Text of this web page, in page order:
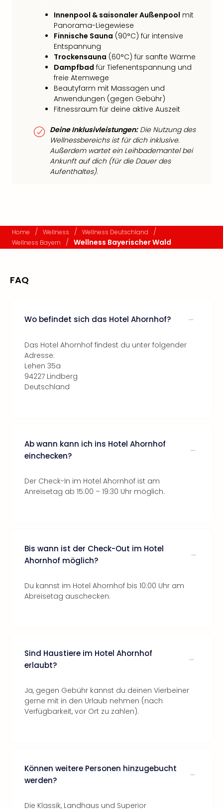
Innenpool & saisonaler Außenpool mit
Panorama-Liegewiese
Finnische Sauna (90°C) für intensive
Entspannung
Trockensauna (60°C) für sanfte Wärme
Dampfbad für Tiefenentspannung und
freie Atemwege
Beautyfarm mit Massagen und
Anwendungen (gegen Gebühr)
Fitnessraum für deine aktive Auszeit
Deine Inklusivleistungen:Die Nutzung des
Wellnessbereichs ist für dich inklusive.
Außerdem wartet ein Leihbademantel bei
Ankunft auf dich (für die Dauer des
Aufenthaltes).
Home / Wellness / Wellness Deutschland /
Wellness Bayern / Wellness Bayerischer Wald
FAQ
Wo befindet sich das Hotel Ahornhof?
Das Hotel Ahornhof findest du unter folgender
Adresse:
Lehen 35a
94227 Lindberg
Deutschland
Ab wann kann ich ins Hotel Ahornhof
einchecken?
Der Check-In im Hotel Ahornhof ist am
Anreisetag ab 15:00 – 19:30 Uhr möglich.
Bis wann ist der Check-Out im Hotel
Ahornhof möglich?
Du kannst im Hotel Ahornhof bis 10:00 Uhr am
Abreisetag auschecken.
Sind Haustiere im Hotel Ahornhof
erlaubt?
Ja, gegen Gebühr kannst du deinen Vierbeiner
gerne mit in den Urlaub nehmen (nach
Verfügbarkeit, vor Ort zu zahlen).
Können weitere Personen hinzugebucht
werden?
Die Klassik, Landhaus und Superior